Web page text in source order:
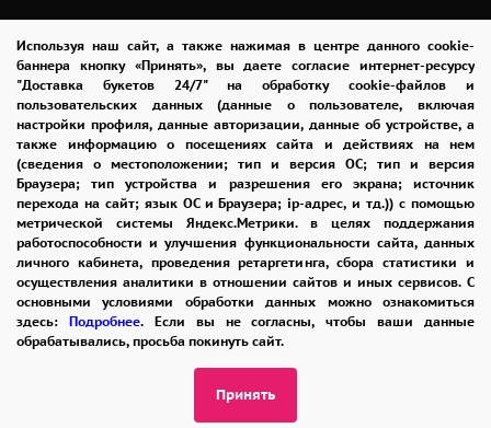
Используя наш сайт, а также нажимая в центре данного cookie-
баннера кнопку «Принять», вы даете согласие интернет-ресурсу
"Доставка букетов 24/7" на обработку cookie-файлов и
пользовательских данных (данные о пользователе, включая
настройки профиля, данные авторизации, данные об устройстве, а
также информацию о посещениях сайта и действиях на нем
(сведения о местоположении; тип и версия ОС; тип и версия
Браузера; тип устройства и разрешения его экрана; источник
перехода на сайт; язык ОС и Браузера; ip-адрес, и тд.)) с помощью
метрической системы Яндекс.Метрики. в целях поддержания
работоспособности и улучшения функциональности сайта, данных
личного кабинета, проведения ретаргетинга, сбора статистики и
осуществления аналитики в отношении сайтов и иных сервисов. С
основными условиями обработки данных можно ознакомиться
здесь: Подробнее. Если вы не согласны, чтобы ваши данные
обрабатывались, просьба покинуть сайт.
Принять
admin@buket24delivery.ru
ул. Красная Горка д. 36А,
ТЦ «Южный»
ПОЛИТИКА КОНФИДЕНЦИАЛЬНОСТИ
2026 © "Доставка цветов в Пензе"
Публичная оферта
Открыть ИП поможет ООО «Банк Точка»